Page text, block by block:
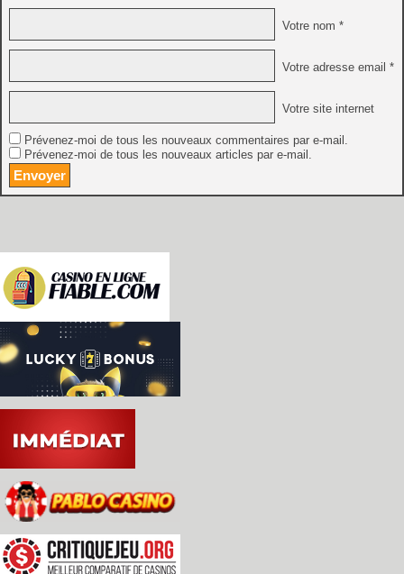
Votre nom *
Votre adresse email *
Votre site internet
Prévenez-moi de tous les nouveaux commentaires par e-mail.
Prévenez-moi de tous les nouveaux articles par e-mail.